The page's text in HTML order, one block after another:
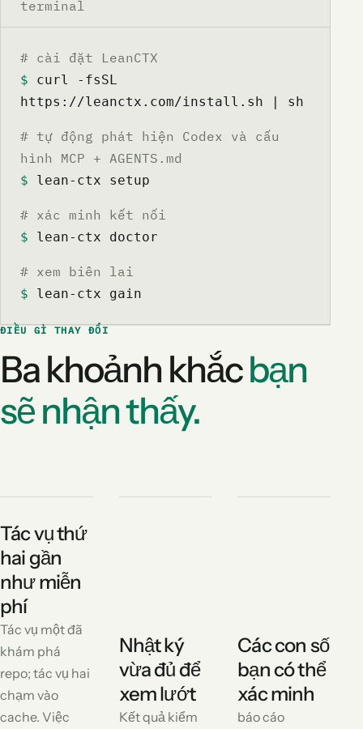
terminal
# cài đặt LeanCTX
$ curl -fsSL
https://leanctx.com/install.sh | sh
# tự động phát hiện Codex và cấu
hình MCP + AGENTS.md
$ lean-ctx setup
# xác minh kết nối
$ lean-ctx doctor
# xem biên lai
$ lean-ctx gain
ĐIỀU GÌ THAY ĐỔI
Ba khoảnh khắcbạn
sẽ nhận thấy.
Tác vụ thứ
hai gần
như miễn
phí
Tác vụ một đã
khám phá
repo; tác vụ hai
chạm vào
cache. Việc
Nhật ký
vừa đủ để
xem lướt
Kết quả kiểm
Các con số
bạn có thể
xác minh
báo cáo